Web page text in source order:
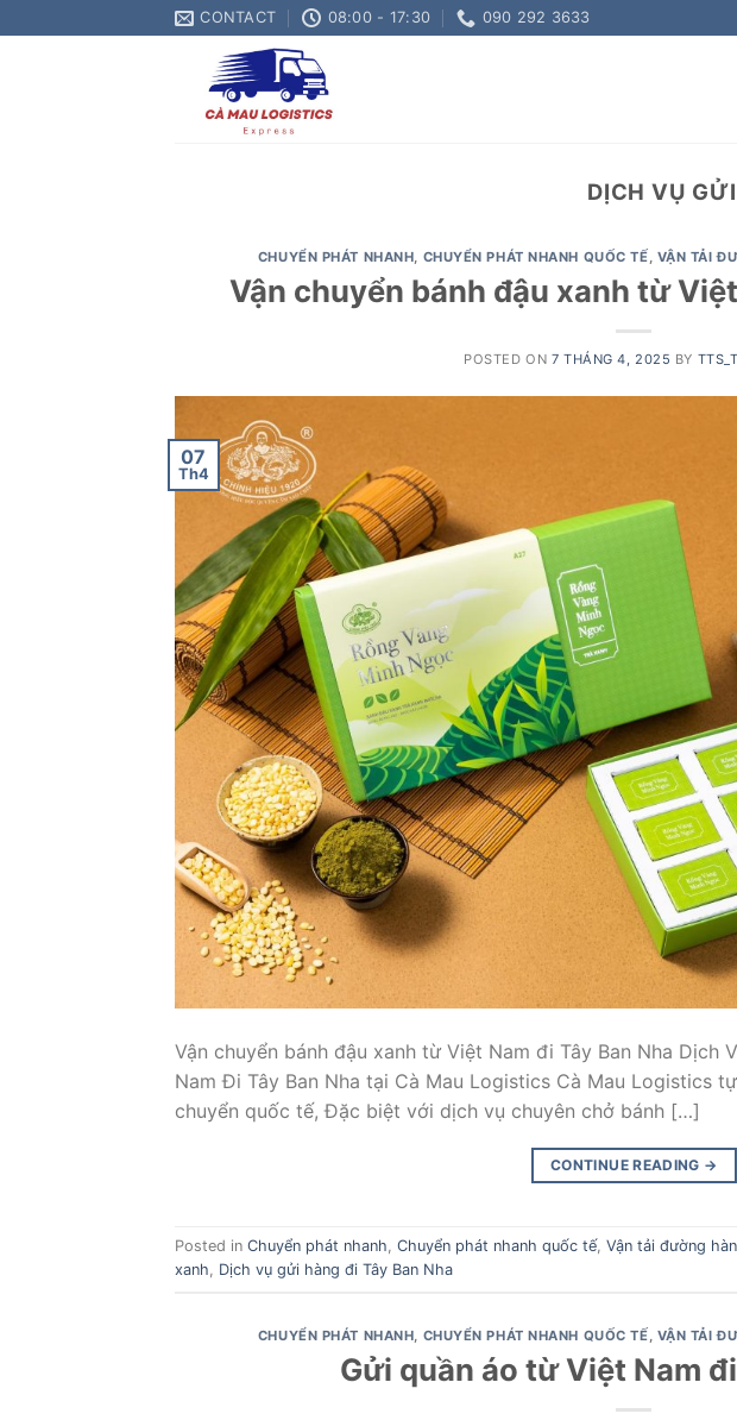
to
CONTACT 08:00 - 17:30 090 292 3633
DỊCH VỤ
CHUYỂN PHÁT NHANH, CHUYỂN PHÁT NHANH QUỐC TẾ, VẬN TẢI
Vận chuyển bánh đậu xanh từ
POSTED ON 7 THÁNG 4, 2025 BY
07
Th4
Vận chuyển bánh đậu xanh từ Việt Nam đi Tây Ban Nha Dịch
Nam Đi Tây Ban Nha tại Cà Mau Logistics Cà Mau Logistics
chuyển quốc tế, Đặc biệt với dịch vụ chuyên chở bánh […]
CONTINUE READING →
Posted in Chuyển phát nhanh, Chuyển phát nhanh quốc tế, Vận tải đường
xanh, Dịch vụ gửi hàng đi Tây Ban Nha
CHUYỂN PHÁT NHANH, CHUYỂN PHÁT NHANH QUỐC TẾ, VẬN TẢI
Gửi quần áo từ Việt Nam